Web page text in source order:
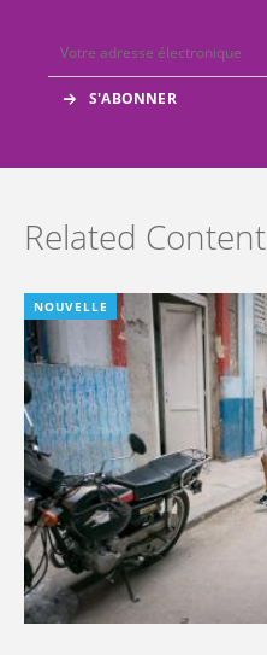
Related Content
NOUVELLE